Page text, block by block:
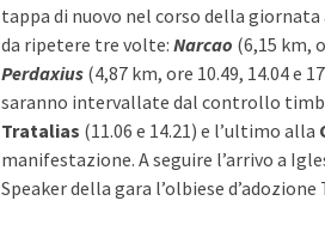
tappa di nuovo nel corso della
da ripetere tre volte: Narcao (6,15 km,
Perdaxius (4,87 km, ore 10.49, 14.04 e
saranno intervallate dal controllo
Tratalias (11.06 e 14.21) e l’ultimo alla
manifestazione. A seguire l’arrivo a
Speaker della gara l’olbiese d’adozione